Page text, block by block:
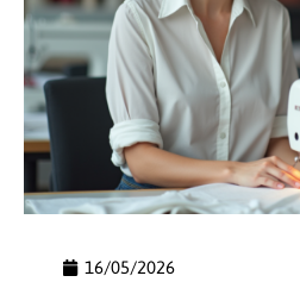
16/05/2026